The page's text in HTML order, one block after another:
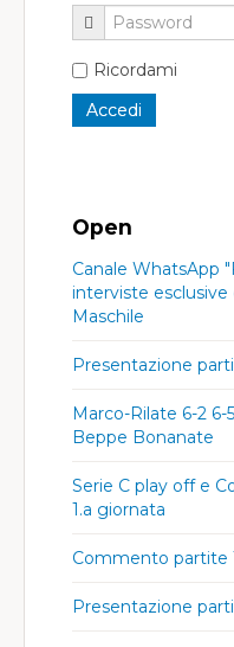
Ricordami
Open
Canale WhatsApp
interviste esclusive
Maschile
Presentazione
Marco-Rilate 6-2 6-
Beppe Bonanate
Serie C play off e
1.a giornata
Commento partite
Presentazione